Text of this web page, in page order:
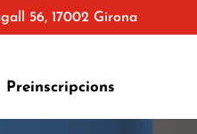
56, 17002 Girona
Preinscripcions